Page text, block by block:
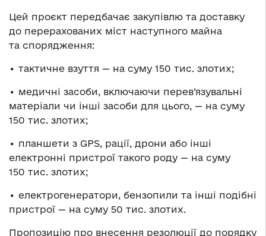
Цей проєкт передбачає закупівлю та доставку
до перерахованих міст наступного майна
та спорядження:
• тактичне взуття — на суму 150 тис. злотих;
• медичні засоби, включаючи перев’язувальні
матеріали чи інші засоби для цього, — на суму
150 тис. злотих;
• планшети з GPS, рації, дрони або інші
електронні пристрої такого роду — на суму
150 тис. злотих;
• електрогенератори, бензопили та інші подібні
пристрої — на суму 50 тис. злотих.
Пропозицію про внесення резолюції до порядку